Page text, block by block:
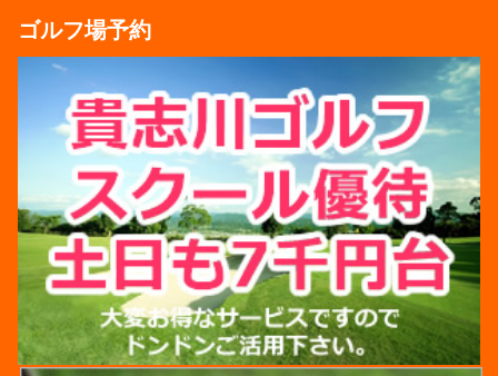
ゴルフ場予約